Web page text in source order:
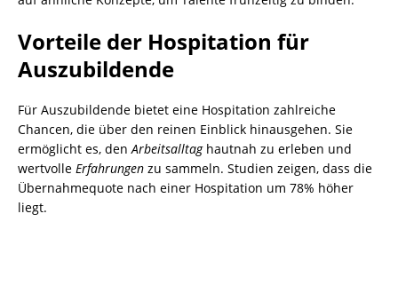
Vorteile der Hospitation für
Auszubildende
Für Auszubildende bietet eine Hospitation zahlreiche
Chancen, die über den reinen Einblick hinausgehen. Sie
ermöglicht es, denArbeitsalltaghautnah zu erleben und
wertvolle Erfahrungen zu sammeln. Studien zeigen, dass die
Übernahmequote nach einer Hospitation um 78% höher
liegt.